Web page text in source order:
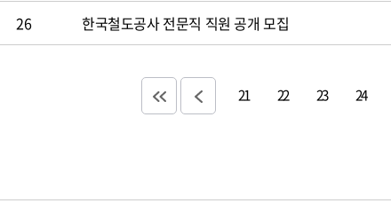
26 한국철도공사 전문직 직원 공개 모집
21 22 23 24